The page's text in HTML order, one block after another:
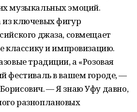
музыкальных эмоций.
ключевых фигур
джаза, совмещает
классику и импровизацию.
традиции, а «Розовая
фестиваль в вашем городе, —
— Я знаю Уфу давно,
разноплановых